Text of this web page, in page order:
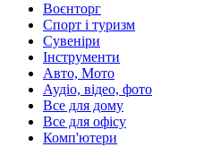
Воєнторг
Спорт і туризм
Сувеніри
Інструменти
Авто, Мото
Аудіо, відео, фото
Все для дому
Все для офісу
Комп'ютери